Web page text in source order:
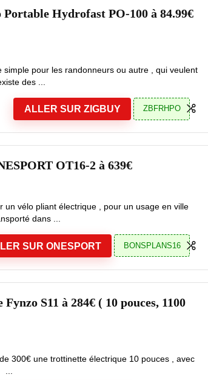
Hydrofast PO-100 à 84.99€
pour les randonneurs ou autre , qui veulent
des ...
ALLER SUR ZIGBUY ZBFRHPO
OT16-2 à 639€
vélo pliant électrique , pour un usage en ville
dans ...
SUR ONESPORT BONSPLANS16
S11 à 284€ ( 10 pouces, 1100
300€ une trottinette électrique 10 pouces , avec
...